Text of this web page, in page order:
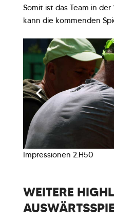
Impressionen 2.H50
Somit ist das Team in
kann die kommenden
WEITERE